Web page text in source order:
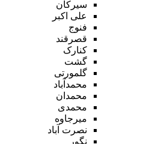
سیرکان
علی اکبر
فنوج
قصرقند
کنارک
گشت
گلمورتی
محمدآباد
محمدان
محمدی
میرجاوه
نصرت آباد
نگور